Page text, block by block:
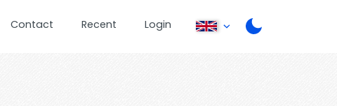
Contact Recent Login